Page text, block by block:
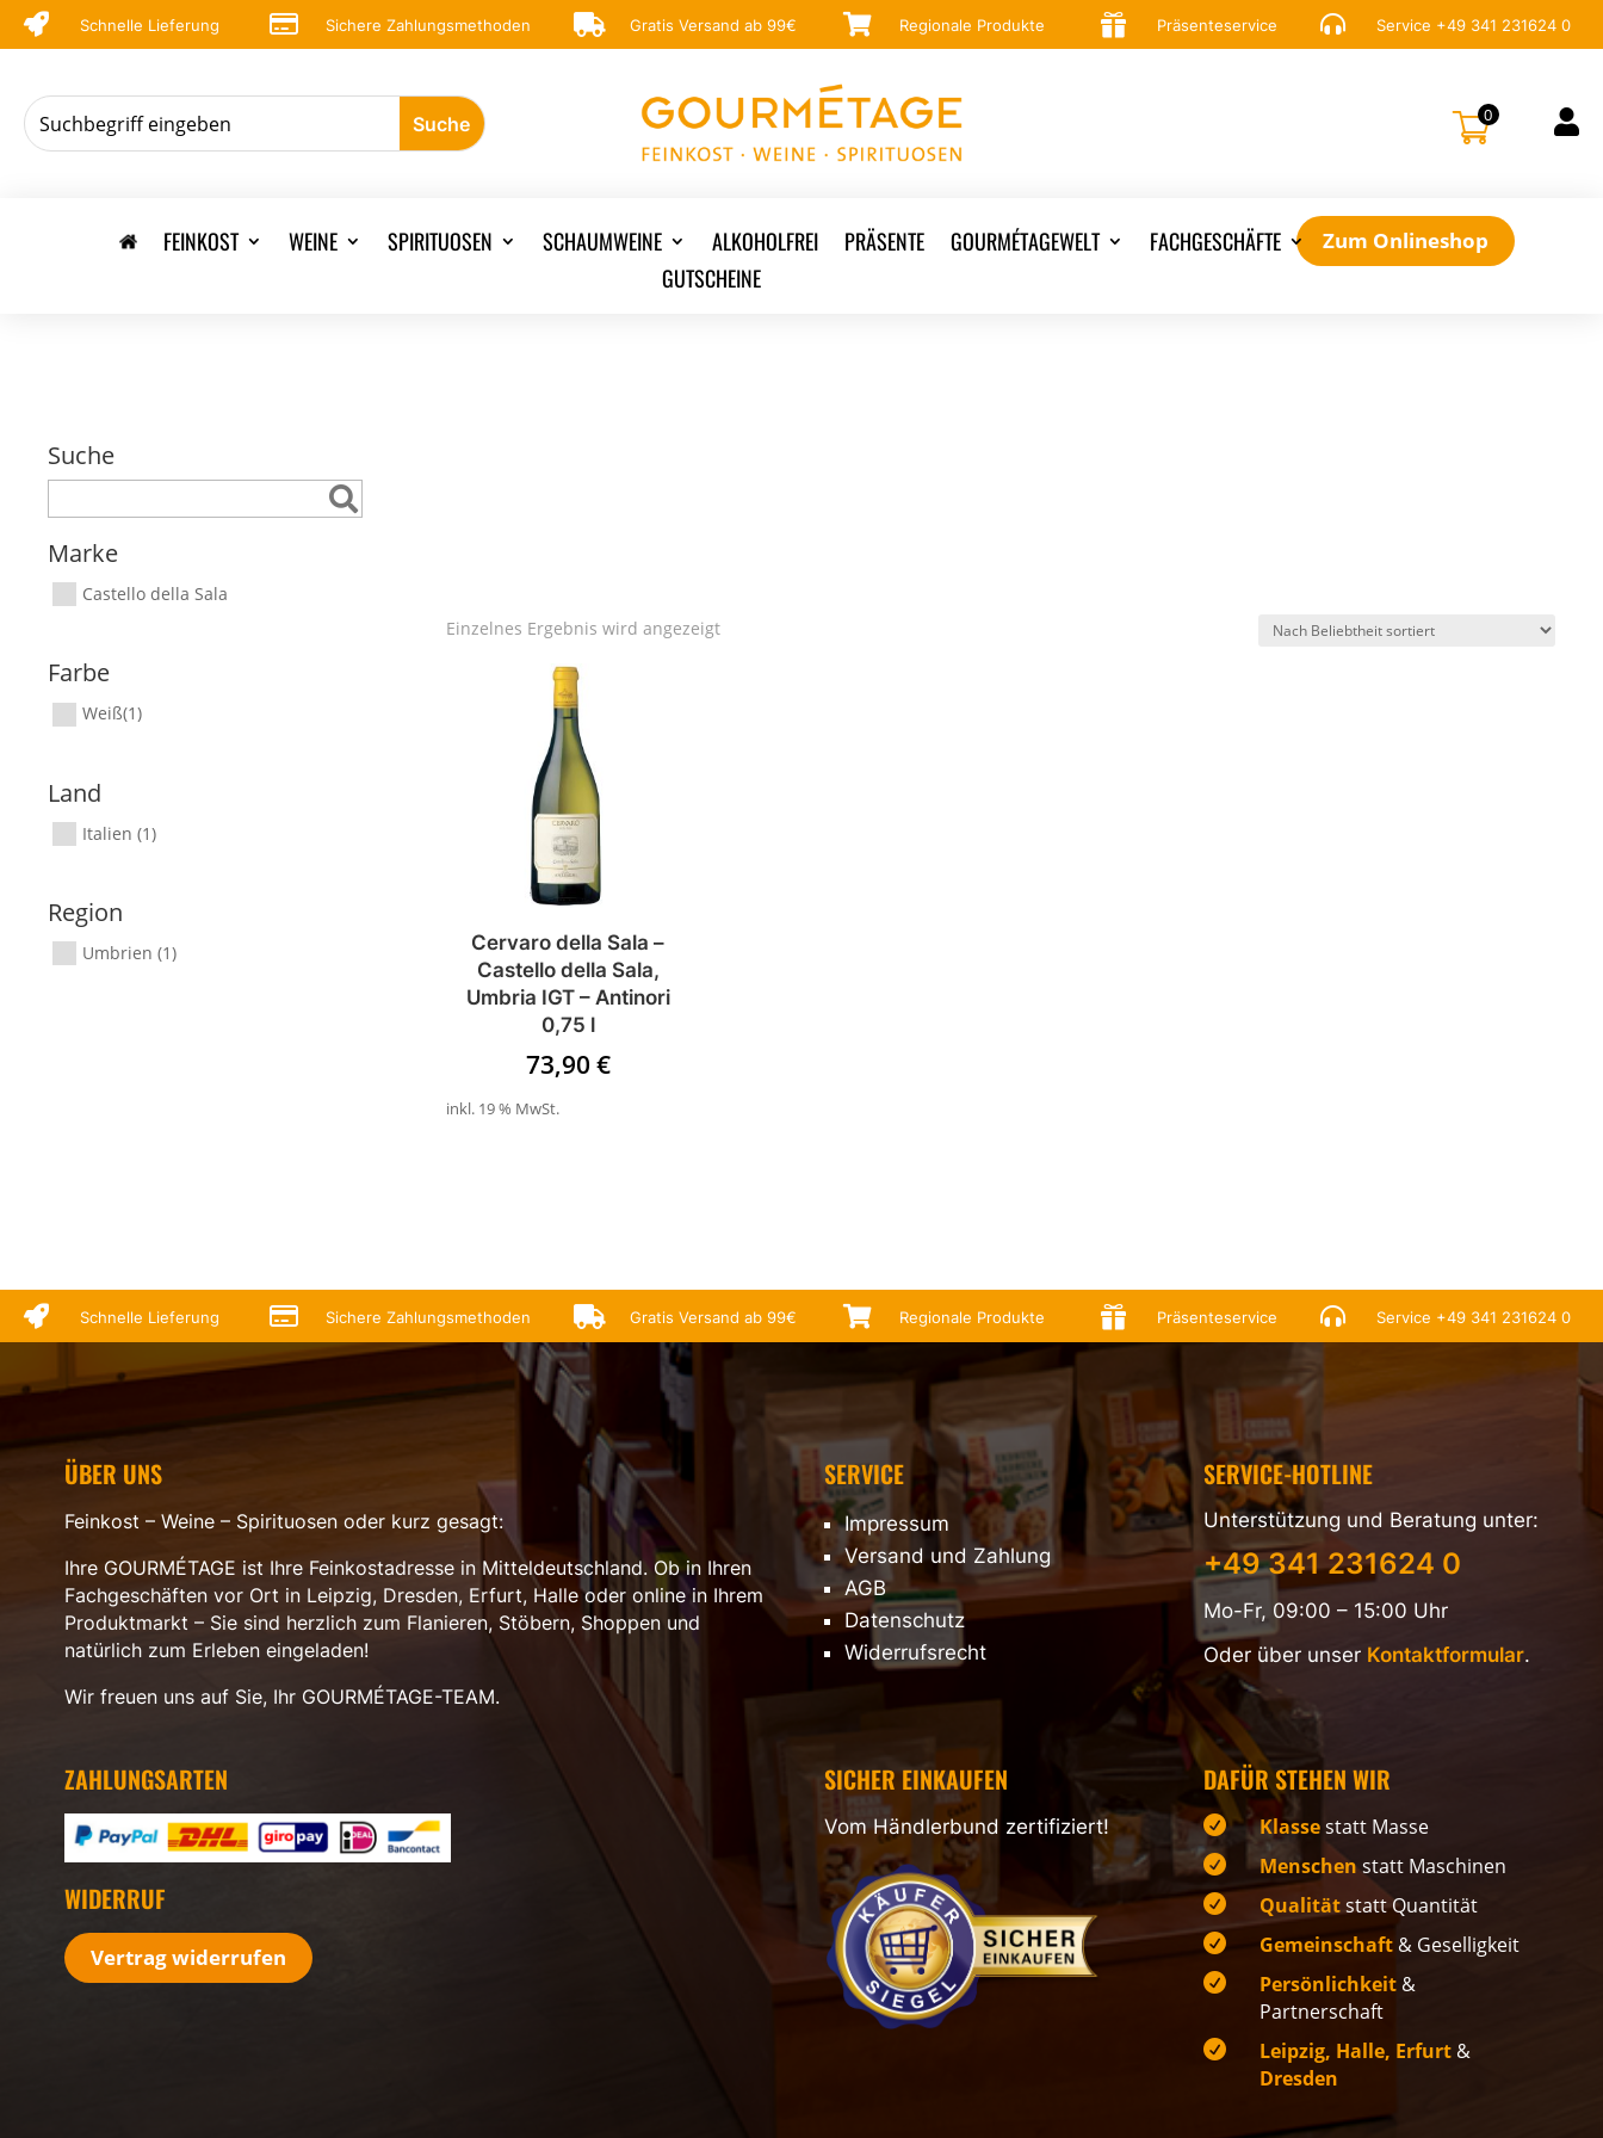
 Schnelle Lieferung  Sichere Zahlungsmethoden  Gratis Versand ab 99€  Regionale Produkte  Präsenteservice  Service +49 341 231624 0
0 
FEINKOST WEINE SPIRITUOSEN SCHAUMWEINE ALKOHOLFREI PRÄSENTE GOURMÉTAGEWELT
FACHGESCHÄFTE
GUTSCHEINE
Zum Onlineshop
Suche
Marke
Castello della Sala
Farbe
Weiß(1)
Land
Italien (1)
Region
Umbrien (1)
Einzelnes Ergebnis wird angezeigt
Cervaro della Sala –
Castello della Sala,
Umbria IGT – Antinori
0,75 l
73,90 €
inkl. 19 % MwSt.
 Schnelle Lieferung  Sichere Zahlungsmethoden  Gratis Versand ab 99€  Regionale Produkte  Präsenteservice  Service +49 341 231624 0
ÜBER UNS
Feinkost – Weine – Spirituosen oder kurz gesagt:
Ihre GOURMÉTAGE ist Ihre Feinkostadresse in Mitteldeutschland. Ob in Ihren
Fachgeschäften vor Ort in Leipzig, Dresden, Erfurt, Halle oder online in Ihrem
Produktmarkt – Sie sind herzlich zum Flanieren, Stöbern, Shoppen und
natürlich zum Erleben eingeladen!
Wir freuen uns auf Sie, Ihr GOURMÉTAGE-TEAM.
SERVICE
Impressum
Versand und Zahlung
AGB
Datenschutz
Widerrufsrecht
SERVICE-HOTLINE
Unterstützung und Beratung unter:
+49 341 231624 0
Mo-Fr, 09:00 – 15:00 Uhr
Oder über unser Kontaktformular.
ZAHLUNGSARTEN
WIDERRUF
Vertrag widerrufen
SICHER EINKAUFEN
Vom Händlerbund zertifiziert!
DAFÜR STEHEN WIR
 Klassestatt Masse
 Menschenstatt Maschinen
 Qualitätstatt Quantität
 Gemeinschaft & Geselligkeit
 Persönlichkeit &
Partnerschaft
 Leipzig, Halle, Erfurt &
Dresden